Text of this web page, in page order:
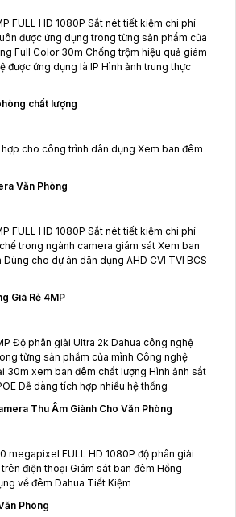
FULL HD 1080P Sắt nét tiết kiệm chi phí
được ứng dụng trong từng sản phẩm của
Full Color 30m Chống trộm hiệu quả giám
được ứng dụng là IP Hình ảnh trung thực
chất lượng
hợp cho công trình dân dụng Xem ban đêm
Văn Phòng
FULL HD 1080P Sắt nét tiết kiệm chi phí
trong ngành camera giám sát Xem ban
cho dự án dân dụng AHD CVI TVI BCS
Giá Rẻ 4MP
Độ phân giải Ultra 2k Dahua công nghệ
từng sản phẩm của mình Công nghệ
30m xem ban đêm chất lượng Hình ảnh sắt
Dễ dàng tích hợp nhiều hệ thống
Thu Âm Giành Cho Văn Phòng
megapixel FULL HD 1080P độ phân giải
điện thoại Giám sát ban đêm Hồng
về đêm Dahua Tiết Kiệm
Phòng